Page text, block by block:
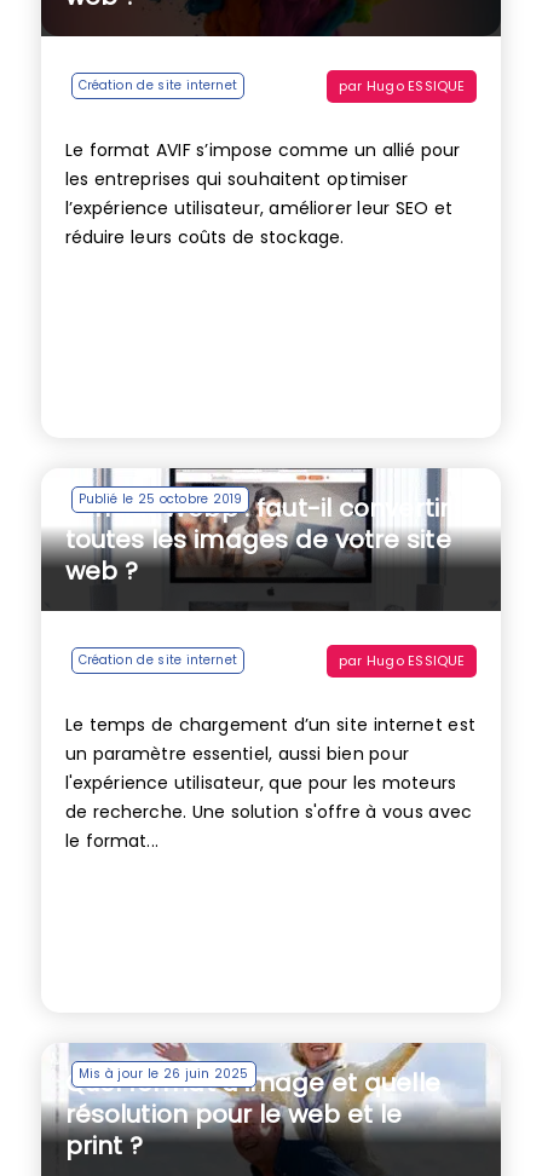
Création de site internet par Hugo ESSIQUE
Le format AVIF s’impose comme un allié pour
les entreprises qui souhaitent optimiser
l’expérience utilisateur, améliorer leur SEO et
réduire leurs coûts de stockage.
Publié le 25 octobre 2019
Format Webp : faut-il convertir
toutes les images de votre site
web ?
Création de site internet par Hugo ESSIQUE
Le temps de chargement d’un site internet est
un paramètre essentiel, aussi bien pour
l'expérience utilisateur, que pour les moteurs
de recherche. Une solution s'offre à vous avec
le format...
Mis à jour le 26 juin 2025
Quel format d’image et quelle
résolution pour le web et le
print ?